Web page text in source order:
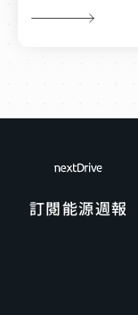
訂閱能源週報